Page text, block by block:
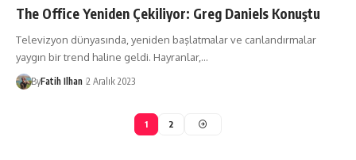
The Office Yeniden Çekiliyor: Greg Daniels Konuştu
Televizyon dünyasında, yeniden başlatmalar ve canlandırmalar
yaygın bir trend haline geldi. Hayranlar,…
ByFatih Ilhan 2 Aralık 2023
1 2